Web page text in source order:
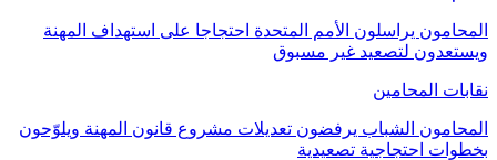
المحامون يراسلون الأمم المتحدة احتجاجا على استهداف المهنة
ويستعدون لتصعيد غير مسبوق
نقابات المحامين
المحامون الشباب يرفضون تعديلات مشروع قانون المهنة ويلوّحون
بخطوات احتجاجية تصعيدية